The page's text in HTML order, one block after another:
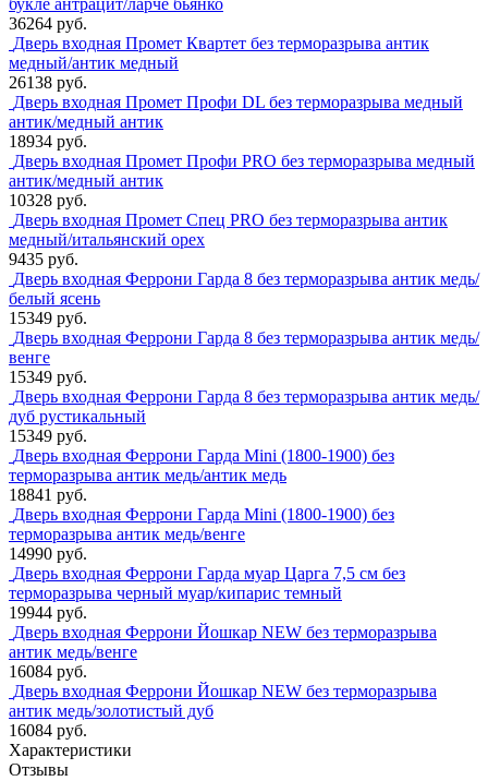
букле антрацит/ларче бьянко
36264 руб.
Дверь входная Промет Квартет без терморазрыва антик
медный/антик медный
26138 руб.
Дверь входная Промет Профи DL без терморазрыва медный
антик/медный антик
18934 руб.
Дверь входная Промет Профи PRO без терморазрыва медный
антик/медный антик
10328 руб.
Дверь входная Промет Спец PRO без терморазрыва антик
медный/итальянский орех
9435 руб.
Дверь входная Феррони Гарда 8 без терморазрыва антик медь/
белый ясень
15349 руб.
Дверь входная Феррони Гарда 8 без терморазрыва антик медь/
венге
15349 руб.
Дверь входная Феррони Гарда 8 без терморазрыва антик медь/
дуб рустикальный
15349 руб.
Дверь входная Феррони Гарда Mini (1800-1900) без
терморазрыва антик медь/антик медь
18841 руб.
Дверь входная Феррони Гарда Mini (1800-1900) без
терморазрыва антик медь/венге
14990 руб.
Дверь входная Феррони Гарда муар Царга 7,5 см без
терморазрыва черный муар/кипарис темный
19944 руб.
Дверь входная Феррони Йошкар NEW без терморазрыва
антик медь/венге
16084 руб.
Дверь входная Феррони Йошкар NEW без терморазрыва
антик медь/золотистый дуб
16084 руб.
Характеристики
Отзывы